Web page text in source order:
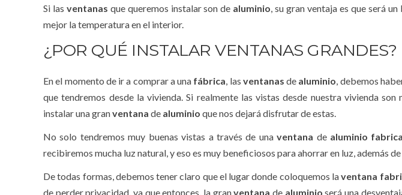
Si las ventanas que queremos instalar son de aluminio , su gran ventaja es que será
mejor la temperatura en el interior.
¿POR QUÉ INSTALAR VENTANAS GRANDES?
En el momento de ir a comprar a una fábrica , las ventanas de aluminio , debemos
que tendremos desde la vivienda. Si realmente las vistas desde nuestra vivienda
instalar una granventana de aluminio que nos dejará disfrutar de estas.
No solo tendremos muy buenas vistas a través de unaventana de aluminio
recibiremos mucha luz natural, y eso es muy beneficiosos para ahorrar en luz, además
De todas formas, debemos tener claro que el lugar donde coloquemos laventana
de perder privacidad, ya que entonces, la granventana de aluminio será una